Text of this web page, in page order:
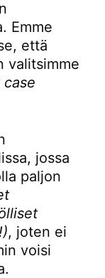
Emme
että
valitsimme
jossa
paljon
, joten ei
voisi